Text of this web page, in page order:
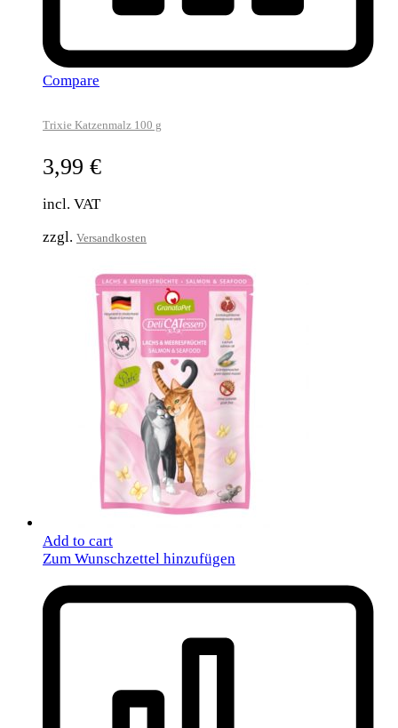
Compare
Trixie Katzenmalz 100 g
3,99 €
incl. VAT
zzgl. Versandkosten
Add to cart
Zum Wunschzettel hinzufügen